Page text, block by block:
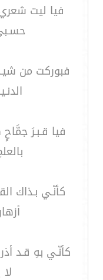
فيا ليت
فبوركت من
فيا قـبـرَ
كأنّـي بـذاك
كأنّـي بهِ قـد